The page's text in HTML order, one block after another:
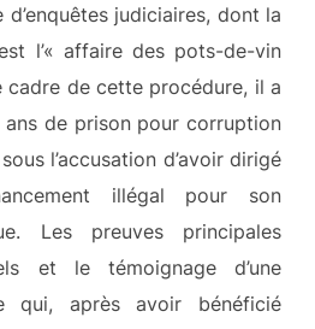
d’enquêtes judiciaires, dont la
l’« affaire des pots-de-vin
cadre de cette procédure, il a
de prison pour corruption
l’accusation d’avoir dirigé
illégal pour son
Les preuves principales
et le témoignage d’une
qui, après avoir bénéficié